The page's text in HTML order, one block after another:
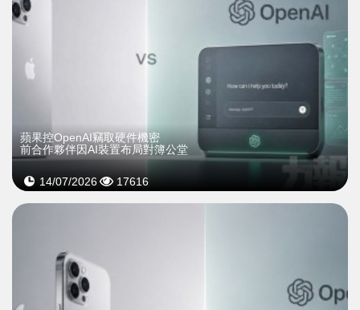
蘋果控OpenAI竊取硬件機密
前合作夥伴因AI裝置布局對簿公堂
14/07/2026 17616